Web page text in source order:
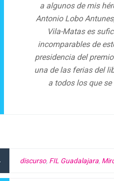
a algunos de mis
Antonio Lobo
Vila-Matas es
incomparables de
presidencia del
una de las ferias del
a todos los que
discurso, FIL Guadalajara,